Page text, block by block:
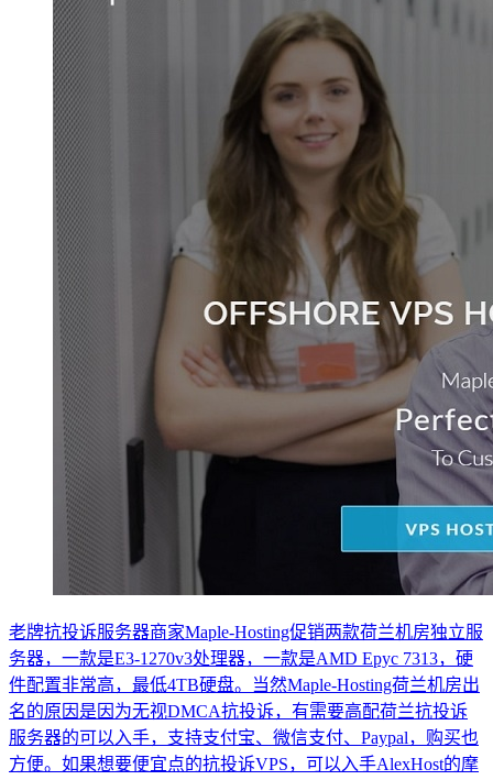
老牌抗投诉服务器商家Maple-Hosting促销两款荷兰机房独立服
务器，一款是E3-1270v3处理器，一款是AMD Epyc 7313，硬
件配置非常高，最低4TB硬盘。当然Maple-Hosting荷兰机房出
名的原因是因为无视DMCA抗投诉，有需要高配荷兰抗投诉
服务器的可以入手，支持支付宝、微信支付、Paypal，购买也
方便。如果想要便宜点的抗投诉VPS，可以入手AlexHost的摩